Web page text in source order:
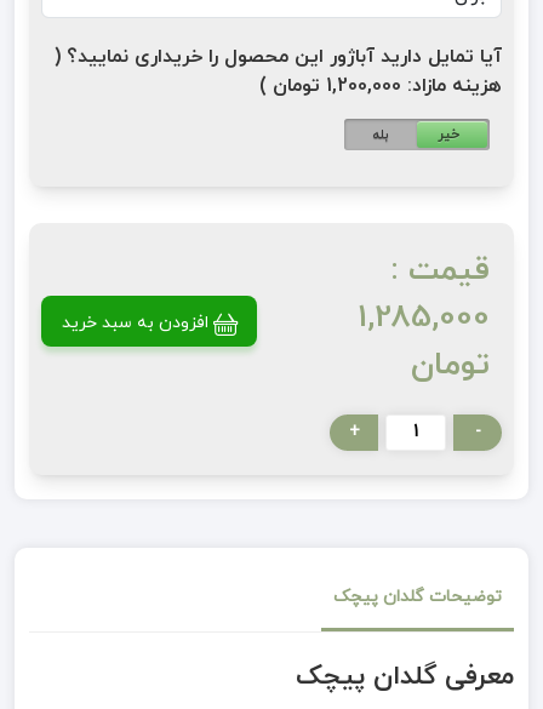
آیا تمایل دارید آباژور این محصول را خریداری نمایید؟ (
هزینه مازاد: 1,200,000 تومان )
بله خیر
قیمت :
1,285,000
تومان
افزودن به سبد خرید
-
+
توضیحات گلدان پیچک
معرفی گلدان پیچک